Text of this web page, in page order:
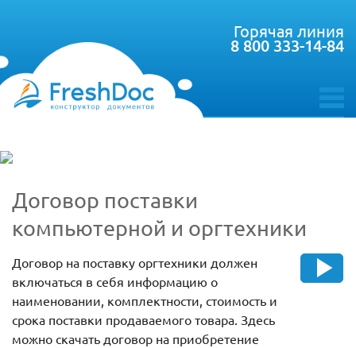
toggle
Горячая линия
8 800 333-14-84
Договор поставки
компьютерной и оргтехники
Договор на поставку оргтехники должен
включаться в себя информацию о
наименовании, комплектности, стоимость и
срока поставки продаваемого товара. Здесь
можно скачать договор на приобретение